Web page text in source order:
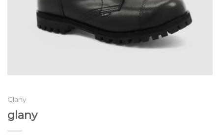
Glany
glany